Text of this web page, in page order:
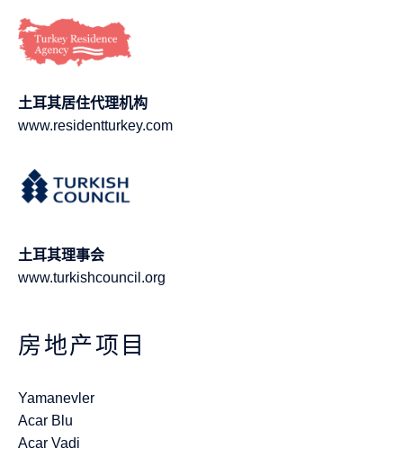
土耳其居住代理机构
www.residentturkey.com
土耳其理事会
www.turkishcouncil.org
房地产项目
Yamanevler
Acar Blu
Acar Vadi